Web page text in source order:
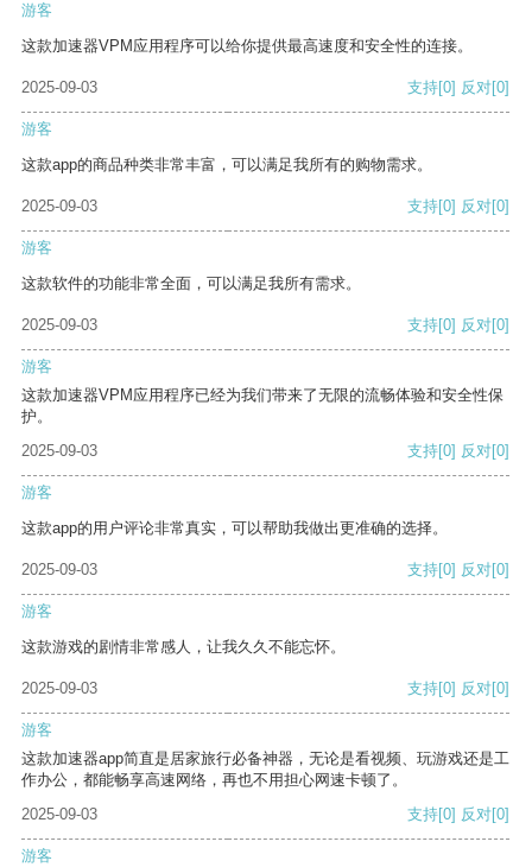
游客
这款加速器VPM应用程序可以给你提供最高速度和安全性的连接。
2025-09-03 支持[0] 反对[0]
游客
这款app的商品种类非常丰富，可以满足我所有的购物需求。
2025-09-03 支持[0] 反对[0]
游客
这款软件的功能非常全面，可以满足我所有需求。
2025-09-03 支持[0] 反对[0]
游客
这款加速器VPM应用程序已经为我们带来了无限的流畅体验和安全性保
护。
2025-09-03
支持[0] 反对[0]
游客
这款app的用户评论非常真实，可以帮助我做出更准确的选择。
2025-09-03 支持[0] 反对[0]
游客
这款游戏的剧情非常感人，让我久久不能忘怀。
2025-09-03 支持[0] 反对[0]
游客
这款加速器app简直是居家旅行必备神器，无论是看视频、玩游戏还是工
作办公，都能畅享高速网络，再也不用担心网速卡顿了。
2025-09-03
支持[0] 反对[0]
游客